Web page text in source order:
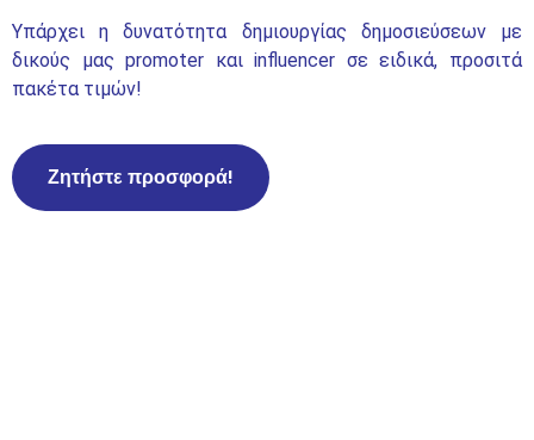
Υπάρχει η δυνατότητα δημιουργίας δημοσιεύσεων με
δικούς μας promoter και influencer σε ειδικά, προσιτά
πακέτα τιμών!
Ζητήστε προσφορά!